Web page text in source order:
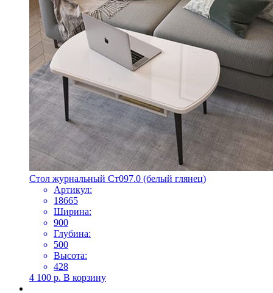
Стол журнальный Ст097.0 (белый глянец)
Артикул:
18665
Ширина:
900
Глубина:
500
Высота:
428
4 100 р. В корзину